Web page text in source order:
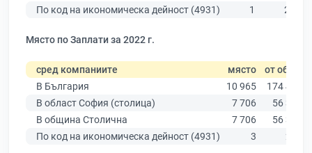
По код на икономическа дейност (4931)
1 248
Място по Заплати за 2022 г.
сред компаниите място от общо
В България
10 965
174 403
В област София (столица)
7 706
56 378
В община Столична
7 706
56 378
По код на икономическа дейност (4931)
3 219